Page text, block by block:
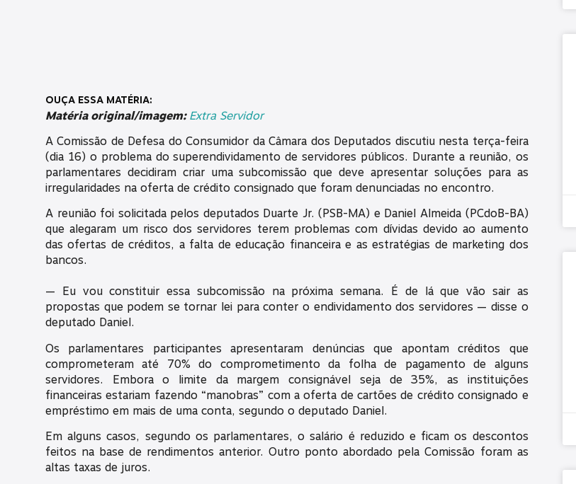
OUÇA ESSA MATÉRIA:
Matéria original/imagem:Extra Servidor
A Comissão de Defesa do Consumidor da Câmara dos Deputados discutiu nesta terça-feira
(dia 16) o problema do superendividamento de servidores públicos. Durante a reunião, os
parlamentares decidiram criar uma subcomissão que deve apresentar soluções para as
irregularidades na oferta de crédito consignado que foram denunciadas no encontro.
A reunião foi solicitada pelos deputados Duarte Jr. (PSB-MA) e Daniel Almeida (PCdoB-BA)
que alegaram um risco dos servidores terem problemas com dívidas devido ao aumento
das ofertas de créditos, a falta de educação financeira e as estratégias de marketing dos
bancos.
— Eu vou constituir essa subcomissão na próxima semana. É de lá que vão sair as
propostas que podem se tornar lei para conter o endividamento dos servidores — disse o
deputado Daniel.
Os parlamentares participantes apresentaram denúncias que apontam créditos que
comprometeram até 70% do comprometimento da folha de pagamento de alguns
servidores. Embora o limite da margem consignável seja de 35%, as instituições
financeiras estariam fazendo “manobras” com a oferta de cartões de crédito consignado e
empréstimo em mais de uma conta, segundo o deputado Daniel.
Em alguns casos, segundo os parlamentares, o salário é reduzido e ficam os descontos
feitos na base de rendimentos anterior. Outro ponto abordado pela Comissão foram as
altas taxas de juros.